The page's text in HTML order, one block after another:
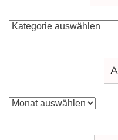
Kategorien
Archiv